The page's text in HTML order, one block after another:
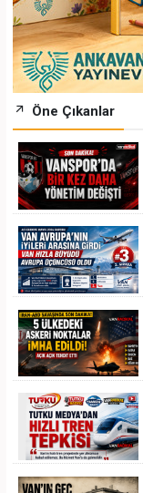
Öne Çıkanlar